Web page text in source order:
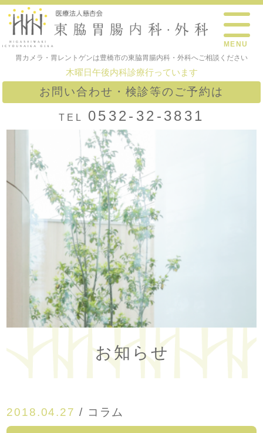
胃カメラ・胃レントゲンは豊橋市の東脇胃腸内科・外科へご相談ください
木曜日午後内科診療行っています
お問い合わせ・検診等のご予約は
TEL 0532-32-3831
MENU
お知らせ
2018.04.27 / コラム